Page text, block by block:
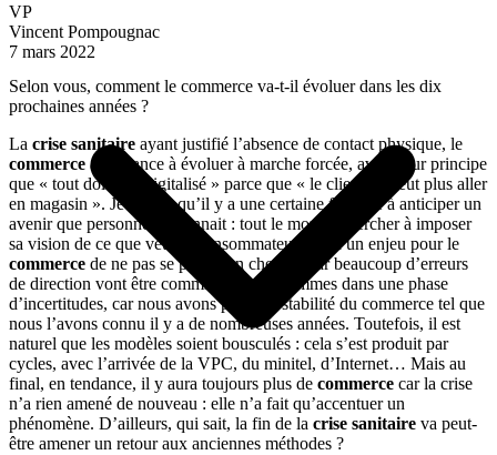
VP
Vincent Pompougnac
7 mars 2022
Selon vous, comment le commerce va-t-il évoluer dans les dix
prochaines années ?
La crise sanitaire ayant justifié l’absence de contact physique, le
commerce a tendance à évoluer à marche forcée, avec pour principe
que « tout doit être digitalisé » parce que « le client ne veut plus aller
en magasin ». Je trouve qu’il y a une certaine frénésie à anticiper un
avenir que personne ne connait : tout le monde chercher à imposer
sa vision de ce que veut le consommateur. Il y a un enjeu pour le
commerce de ne pas se perdre en chemin, car beaucoup d’erreurs
de direction vont être commises : nous sommes dans une phase
d’incertitudes, car nous avons perdu la stabilité du commerce tel que
nous l’avons connu il y a de nombreuses années. Toutefois, il est
naturel que les modèles soient bousculés : cela s’est produit par
cycles, avec l’arrivée de la VPC, du minitel, d’Internet… Mais au
final, en tendance, il y aura toujours plus de commerce car la crise
n’a rien amené de nouveau : elle n’a fait qu’accentuer un
phénomène. D’ailleurs, qui sait, la fin de la crise sanitaire va peut-
être amener un retour aux anciennes méthodes ?